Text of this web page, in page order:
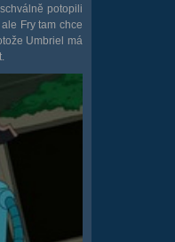
potopili
Fry tam chce
Umbriel má